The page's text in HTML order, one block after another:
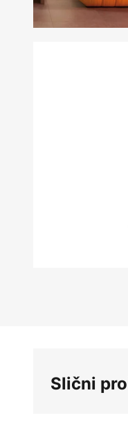
Slični